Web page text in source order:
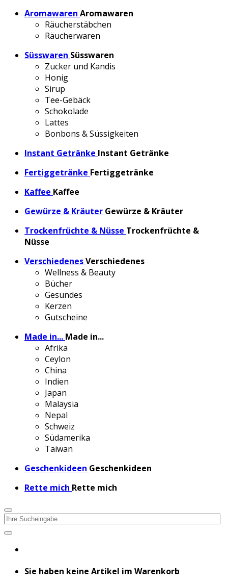
Aromawaren Aromawaren
Räucherstäbchen
Räucherwaren
Süsswaren Süsswaren
Zucker und Kandis
Honig
Sirup
Tee-Gebäck
Schokolade
Lattes
Bonbons & Süssigkeiten
Instant Getränke Instant Getränke
Fertiggetränke Fertiggetränke
Kaffee Kaffee
Gewürze & Kräuter Gewürze & Kräuter
Trockenfrüchte & Nüsse Trockenfrüchte &
Nüsse
VerschiedenesVerschiedenes
Wellness & Beauty
Bücher
Gesundes
Kerzen
Gutscheine
Made in... Made in...
Afrika
Ceylon
China
Indien
Japan
Malaysia
Nepal
Schweiz
Südamerika
Taiwan
Geschenkideen Geschenkideen
Rette mich Rette mich
Sie haben keine Artikel im Warenkorb